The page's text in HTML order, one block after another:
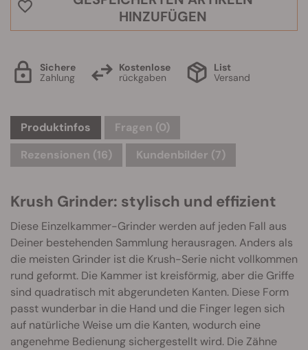
HINZUFÜGEN
Sichere
Zahlung
Kostenlose
rückgaben
List
Versand
Produktinfos Fragen (0)
Rezensionen (16)
Kundenbilder (7)
Krush Grinder: stylisch und effizient
Diese Einzelkammer-Grinder werden auf jeden Fall aus
Deiner bestehenden Sammlung herausragen. Anders als
die meisten Grinder ist die Krush-Serie nicht vollkommen
rund geformt. Die Kammer ist kreisförmig, aber die Griffe
sind quadratisch mit abgerundeten Kanten. Diese Form
passt wunderbar in die Hand und die Finger legen sich
auf natürliche Weise um die Kanten, wodurch eine
angenehme Bedienung sichergestellt wird. Die Zähne